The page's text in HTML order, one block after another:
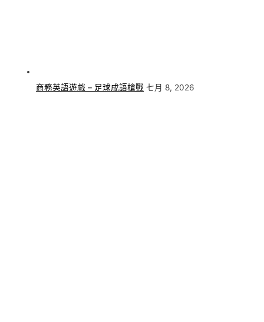
商務英語遊戲 – 足球成語槍戰 七月 8, 2026